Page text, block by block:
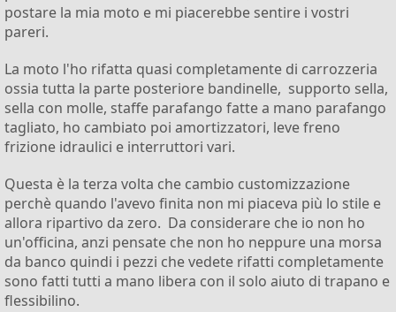
postare la mia moto e mi piacerebbe sentire i vostri
pareri.
La moto l'ho rifatta quasi completamente di carrozzeria
ossia tutta la parte posteriore bandinelle, supporto sella,
sella con molle, staffe parafango fatte a mano parafango
tagliato, ho cambiato poi amortizzatori, leve freno
frizione idraulici e interruttori vari.
Questa è la terza volta che cambio customizzazione
perchè quando l'avevo finita non mi piaceva più lo stile e
allora ripartivo da zero. Da considerare che io non ho
un'officina, anzi pensate che non ho neppure una morsa
da banco quindi i pezzi che vedete rifatti completamente
sono fatti tutti a mano libera con il solo aiuto di trapano e
flessibilino.